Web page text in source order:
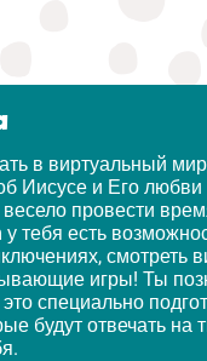
в виртуальный
Иисусе и Его любви
провести
тебя есть
смотреть
игры! Ты
специально
будут отвечать на